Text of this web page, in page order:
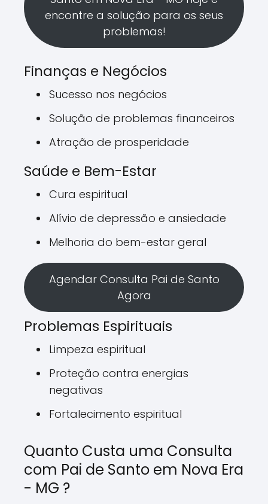
encontre a solução para os seus
problemas!
Finanças e Negócios
Sucesso nos negócios
Solução de problemas financeiros
Atração de prosperidade
Saúde e Bem-Estar
Cura espiritual
Alívio de depressão e ansiedade
Melhoria do bem-estar geral
Agendar Consulta Pai de Santo
Agora
Problemas Espirituais
Limpeza espiritual
Proteção contra energias
negativas
Fortalecimento espiritual
Quanto Custa uma Consulta
com Pai de Santo em Nova Era
- MG ?